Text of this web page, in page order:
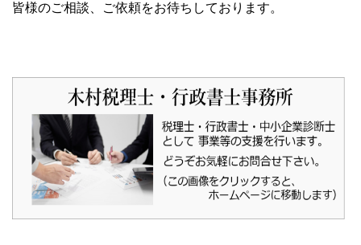
皆様のご相談、ご依頼をお待ちしております。